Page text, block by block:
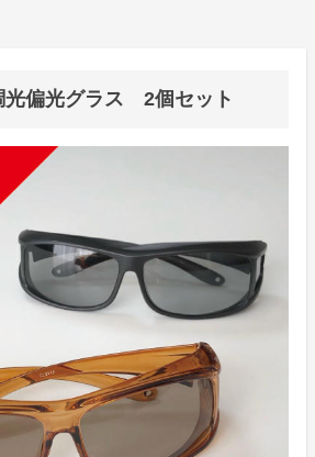
光偏光グラス 2個セット